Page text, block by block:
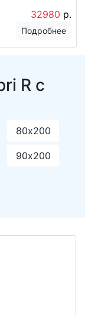
32980 р.
Подробнее
R с
80х200
90х200